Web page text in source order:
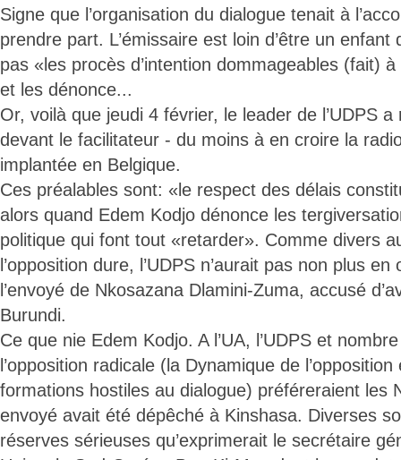
Signe que l’organisation du dialogue tenait à
prendre part. L’émissaire est loin d’être un
pas «les procès d’intention dommageables (fait)
et les dénonce...
Or, voilà que jeudi 4 février, le leader de l’UDPS
devant le facilitateur - du moins à en croire la
implantée en Belgique.
Ces préalables sont: «le respect des délais
alors quand Edem Kodjo dénonce les
politique qui font tout «retarder». Comme divers
l’opposition dure, l’UDPS n’aurait pas non plus
l’envoyé de Nkosazana Dlamini-Zuma, accusé
Burundi.
Ce que nie Edem Kodjo. A l’UA, l’UDPS et
l’opposition radicale (la Dynamique de
formations hostiles au dialogue) préféreraient les
envoyé avait été dépêché à Kinshasa. Diverses
réserves sérieuses qu’exprimerait le secrétaire